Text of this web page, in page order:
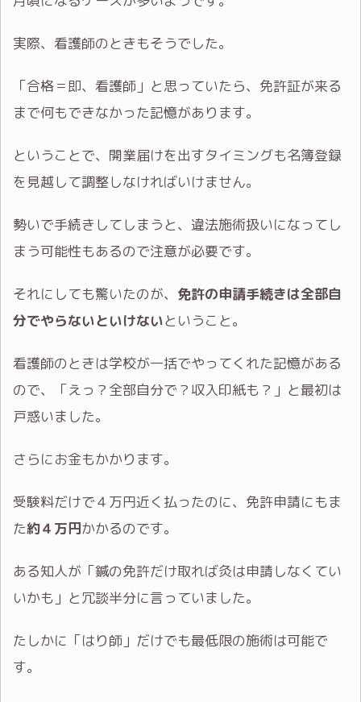
実際、看護師のときもそうでした。
「合格＝即、看護師」と思っていたら、免許証が来る
まで何もできなかった記憶があります。
ということで、開業届けを出すタイミングも名簿登録
を見越して調整しなければいけません。
勢いで手続きしてしまうと、違法施術扱いになってし
まう可能性もあるので注意が必要です。
それにしても驚いたのが、 免許の申請手続きは全部自
分でやらないといけないということ。
看護師のときは学校が一括でやってくれた記憶がある
ので、「えっ？全部自分で？収入印紙も？」と最初は
戸惑いました。
さらにお金もかかります。
受験料だけで４万円近く払ったのに、免許申請にもま
た約４万円かかるのです。
ある知人が「鍼の免許だけ取れば灸は申請しなくてい
いかも」と冗談半分に言っていました。
たしかに「はり師」だけでも最低限の施術は可能で
す。